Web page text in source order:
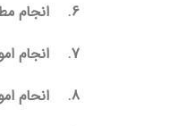
6.
انجام
7.
انجام
8.
انحام